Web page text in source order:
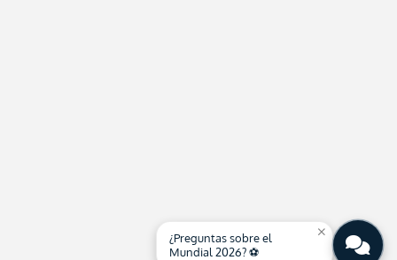
close
¿Preguntas sobre el
Mundial 2026? ⚽